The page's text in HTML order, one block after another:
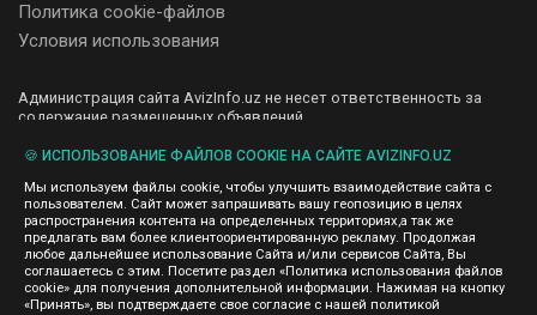
Политика cookie-файлов
Условия использования
Администрация сайта AvizInfo.uz не несет ответственность за
содержание размещенных объявлений.
передаем и не продаем личную информацию зарегистрированных
правила конфиденциальности сайтов на которые ссылается
AvizInfo.uz. На некоторых страницах нашего сайта представлена
реклама Google Adsense Advertising Network. Чтобы узнать
подробней о правилах конфиденциальности Google нажмите тут
🍪 ИСПОЛЬЗОВАНИЕ ФАЙЛОВ COOKIE НА САЙТЕ AVIZINFO.UZ
Мы используем файлы cookie, чтобы улучшить взаимодействие сайта с
пользователем. Сайт может запрашивать вашу геопозицию в целях
распространения контента на определенных территориях,а так же
предлагать вам более клиентоориентированную рекламу. Продолжая
любое дальнейшее использование Сайта и/или сервисов Сайта, Вы
соглашаетесь с этим. Посетите раздел «Политика использования файлов
cookie» для получения дополнительной информации. Нажимая на кнопку
«Принять», вы подтверждаете свое согласие с нашей политикой